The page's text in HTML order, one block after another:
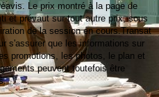
Le prix montré à la page de
et prévaut sur tout autre prix, sous
de la session en cours.Transat
s'assurer que les informations sur
promotions, les photos, le plan et
peuvent toutefois être